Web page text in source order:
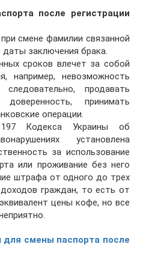
после регистрации
смене фамилии связанной
заключения брака.
сроков влечет за собой
например, невозможность
продавать
принимать
операции.
Кодекса Украины об
установлена
за использование
или проживание без него
штрафа от одного до трех
граждан, то есть от
цены кофе, но все
смены паспорта после